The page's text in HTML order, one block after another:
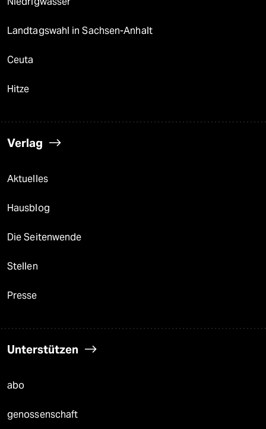
Landtagswahl in Sachsen-Anhalt
Ceuta
Hitze
Verlag
Aktuelles
Hausblog
Die Seitenwende
Stellen
Presse
Unterstützen
abo
genossenschaft